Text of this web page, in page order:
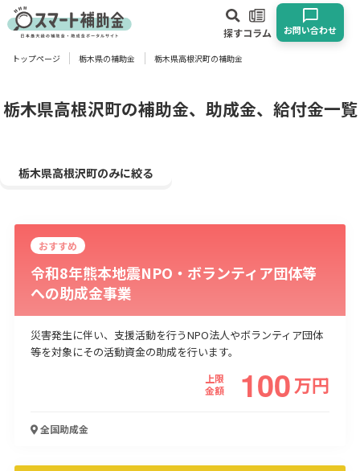
探すコラム お問い合わせ
対象
物流・運輸業 製造業
建設･不動産業
サービス業 医療･福祉 農業･林業
漁業
宿泊･旅館業
その他
人材採用・雇用
トップページ 栃木県の補助金 栃木県高根沢町の補助金
栃木県高根沢町の補助金、助成金、給付金一覧
栃木県高根沢町のみに絞る
おすすめ
令和8年熊本地震NPO・ボランティア団体等
への助成金事業
災害発生に伴い、支援活動を行うNPO法人やボランティア団体
等を対象にその活動資金の助成を行います。
上限
金額
100万円
全国助成金